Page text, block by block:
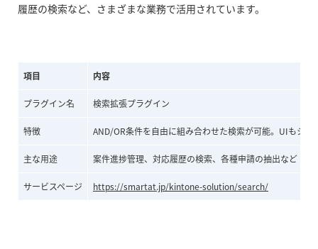
履歴の検索など、さまざまな業務で活用されています。
項目 内容
プラグイン名 検索拡張プラグイン
特徴 AND/OR条件を自由に組み合わせた検索が可能。UIもシン
主な用途 案件進捗管理、対応履歴の検索、各種申請の抽出など
サービスページ https://smartat.jp/kintone-solution/search/